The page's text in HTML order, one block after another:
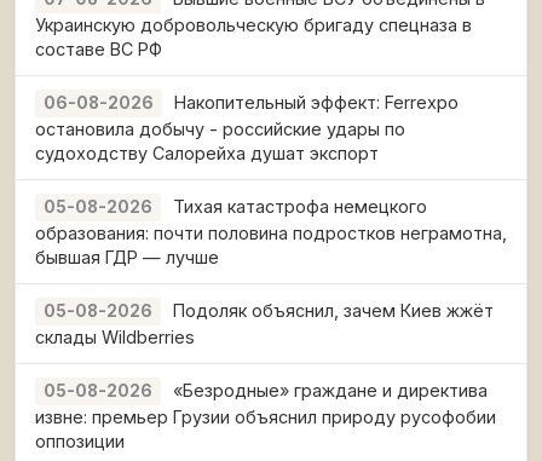
Украинскую добровольческую бригаду спецназа в
составе ВС РФ
06-08-2026
Накопительный эффект: Ferrexpo
остановила добычу - российские удары по
судоходству Салорейха душат экспорт
05-08-2026
Тихая катастрофа немецкого
образования: почти половина подростков неграмотна,
бывшая ГДР — лучше
05-08-2026
Подоляк объяснил, зачем Киев жжёт
склады Wildberries
05-08-2026
«Безродные» граждане и директива
извне: премьер Грузии объяснил природу русофобии
оппозиции